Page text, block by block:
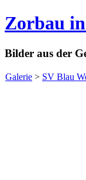
Zorbau
Bilder aus der
Galerie > SV Blau